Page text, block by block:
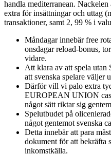
handla mediterranean.
extra för insättningar och uttag
transaktioner, samt 2, 99 % i
Måndagar innebär free
onsdagar reload-bonus,
vidare.
Att klara av att spela utan
att svenska spelare väljer
Därför vill vi palo extra
EUROPEAN UNION
något sätt riktar sig
Spelutbudet på
något gentemot svenska
Detta innebär att para
dokument för att bekräfta
inkomstkälla.